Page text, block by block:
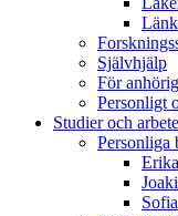
Självhjälp
För
Personligt
Studier och arbete
Personliga
Erika
Sofia